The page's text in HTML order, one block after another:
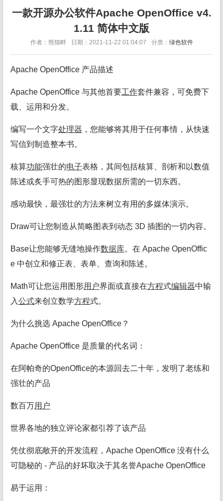
一款开源办公软件Apache OpenOffice v4.
1.11 简体中文版
作者：熊猫畔 日期：2021-11-22 01:04:07 分类： 绿色软件
Apache OpenOffice 产品描述
Apache OpenOffice 与其他首要工作套件兼容，可免费下
载、运用和分发。
编写一个文字处理器 ，您能够将其用于任何事情，从快速
写信到制造整本书。
核算功能强壮的电子表格，其间包括核算、剖析和以数值
陈述或炙手可热的图形显现数据所需的一切东西。
感动最快，最强壮的方法来树立有用的多媒体演示。
Draw可让您制造从简略图表到动态 3D 插图的一切内容。
Base让您能够无缝地操作数据库。在 Apache OpenOffic
e 中创立和修正表、表单、查询和陈述。
Math可让您运用图形用户界面或直接在方程式编辑器中输
入公式来创立数学方程式。
为什么挑选 Apache OpenOffice？
Apache OpenOffice 是质量的代名词：
在阿帕奇的OpenOffice的本源回去二十年，发明了老练和
强壮的产品
数百万用户
世界各地的独立评论家都引荐了该产品
凭仗彻底敞开的开发流程，Apache OpenOffice 没有什么
可隐秘的 - 产品的好坏取决于其名誉Apache OpenOffice
易于运用：